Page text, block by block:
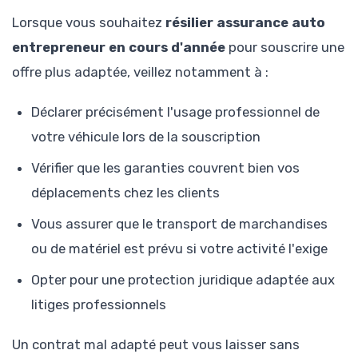
Lorsque vous souhaitez résilier assurance auto
entrepreneur en cours d'année pour souscrire une
offre plus adaptée, veillez notamment à :
Déclarer précisément l'usage professionnel de
votre véhicule lors de la souscription
Vérifier que les garanties couvrent bien vos
déplacements chez les clients
Vous assurer que le transport de marchandises
ou de matériel est prévu si votre activité l'exige
Opter pour une protection juridique adaptée aux
litiges professionnels
Un contrat mal adapté peut vous laisser sans